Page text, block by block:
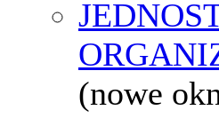
(nowe